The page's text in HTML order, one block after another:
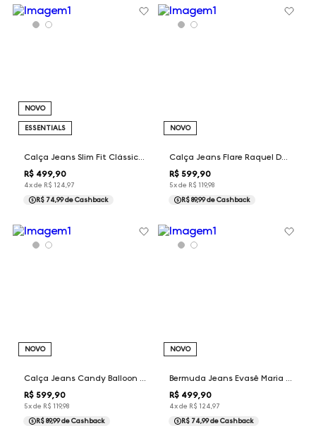
Calça Jeans Slim Fit Clássica Dudalina Masculina
R$ 499,90
4x de R$ 124,97
NOVO
ESSENTIALS
R$ 74,99de Cashback
Calça Jeans Flare Raquel Dudalina Feminina
R$ 599,90
5x de R$ 119,98
NOVO
R$ 89,99de Cashback
R$ 599 90
5x de R$ 119,98
NOVO
R$ 89,99de Cashback
R$ 499 90
4x de R$ 124,97
NOVO
R$ 74,99de Cashback